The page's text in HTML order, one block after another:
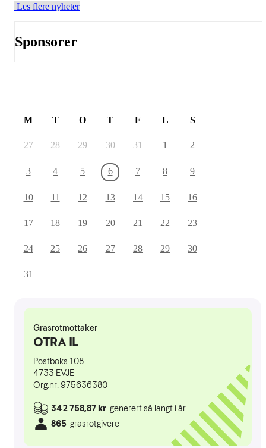
Les flere nyheter
Sponsorer
M T O T F L S
27 28 29 30 31 1 2
3 4 5 6 7 8 9
10 11 12 13 14 15 16
17 18 19 20 21 22 23
24 25 26 27 28 29 30
31